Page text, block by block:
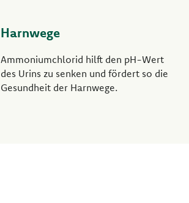
Harnwege
Ammoniumchlorid hilft den pH-Wert
des Urins zu senken und fördert so die
Gesundheit der Harnwege.